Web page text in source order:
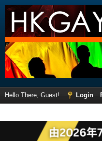
Hello There, Guest! Login